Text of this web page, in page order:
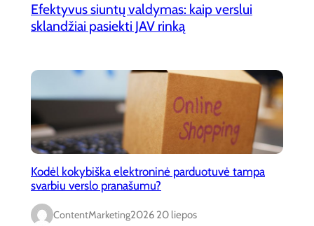
Efektyvus siuntų valdymas: kaip verslui
sklandžiai pasiekti JAV rinką
Kodėl kokybiška elektroninė parduotuvė tampa
svarbiu verslo pranašumu?
ContentMarketing2026 20 liepos